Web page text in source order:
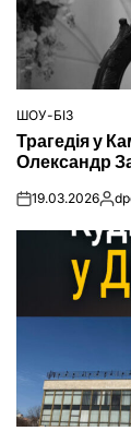
ОПУБЛІКУВАТИ
ШОУ-БІЗ
Трагедія у
Олександр
on19.03.2026